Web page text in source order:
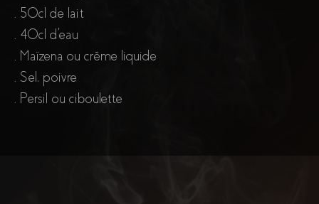
. 50cl de lait
. 40cl d'eau
. Maïzena ou crème liquide
. Sel, poivre
. Persil ou ciboulette